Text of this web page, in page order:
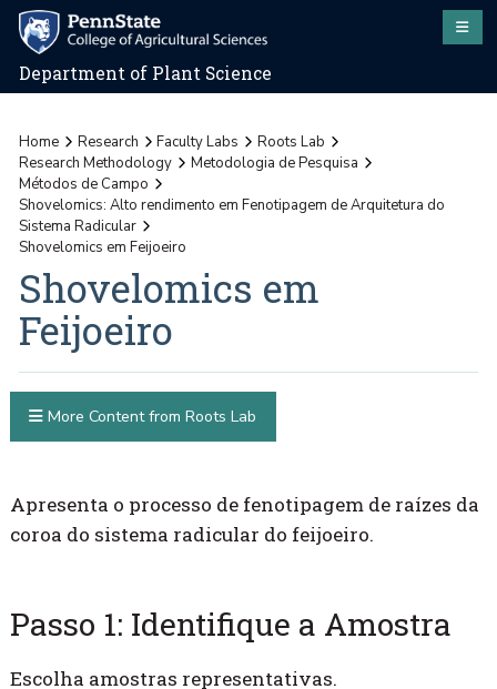
Department of Plant Science
Home Research Faculty Labs
Roots Lab
Research Methodology
Metodologia de Pesquisa
Métodos de Campo
Shovelomics: Alto rendimento em Fenotipagem de Arquitetura do
Sistema Radicular
Shovelomics em Feijoeiro
Shovelomics em
Feijoeiro
Apresenta o processo de fenotipagem de raízes da
coroa do sistema radicular do feijoeiro.
Passo 1: Identifique a Amostra
Escolha amostras representativas.
More Content from Roots Lab